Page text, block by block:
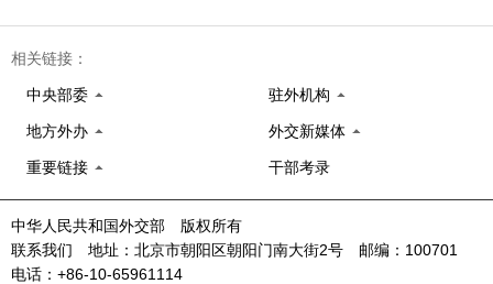
相关链接：
中央部委 驻外机构
地方外办 外交新媒体
重要链接 干部考录
中华人民共和国外交部 版权所有
联系我们 地址：北京市朝阳区朝阳门南大街2号 邮编：100701
电话：+86-10-65961114